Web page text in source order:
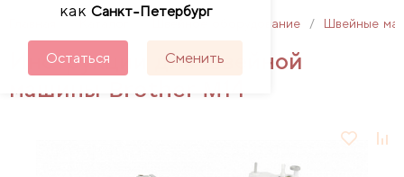
как Санкт-Петербург
Остаться Сменить
Швейное оборудование Швейные
Инструкции для швейной
машины Brother M14